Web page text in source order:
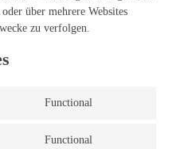
über mehrere Websites
zu verfolgen.
Functional
Functional